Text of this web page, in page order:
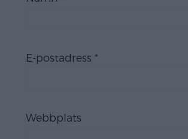
E-postadress *
Webbplats